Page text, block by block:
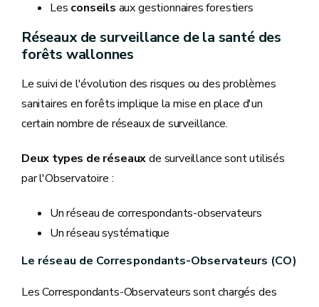
Les conseils aux gestionnaires forestiers
Réseaux de surveillance de la santé des
forêts wallonnes
Le suivi de l'évolution des risques ou des problèmes
sanitaires en forêts implique la mise en place d'un
certain nombre de réseaux de surveillance.
Deux types de réseauxde surveillance sont utilisés
par l'Observatoire :
Un réseau de correspondants-observateurs
Un réseau systématique
Le réseau de Correspondants-Observateurs (CO)
Les Correspondants-Observateurs sont chargés des